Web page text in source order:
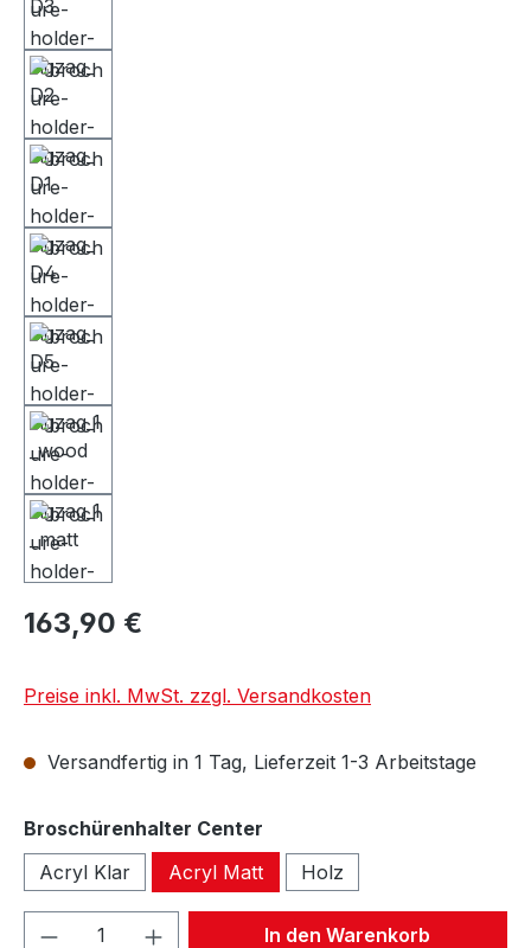
163,90 €
Preise inkl. MwSt. zzgl. Versandkosten
Versandfertig in 1 Tag, Lieferzeit 1-3 Arbeitstage
Broschürenhalter Center
Acryl Klar
Acryl Matt Holz
Produkt Anzahl: Gib denIn den Warenkorb